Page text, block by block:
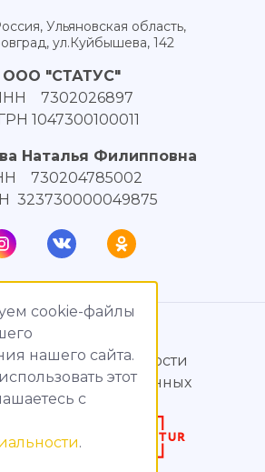
cookie-файлы
нашего сайта.
этот
c
.
Ульяновская область,
ул.Куйбышева, 142
ООО "СТАТУС"
7302026897
1047300100011
Наталья Филипповна
730204785002
323730000049875
2015 – 2026
конфиденциальности
персональных данных
сайтов
сайтов